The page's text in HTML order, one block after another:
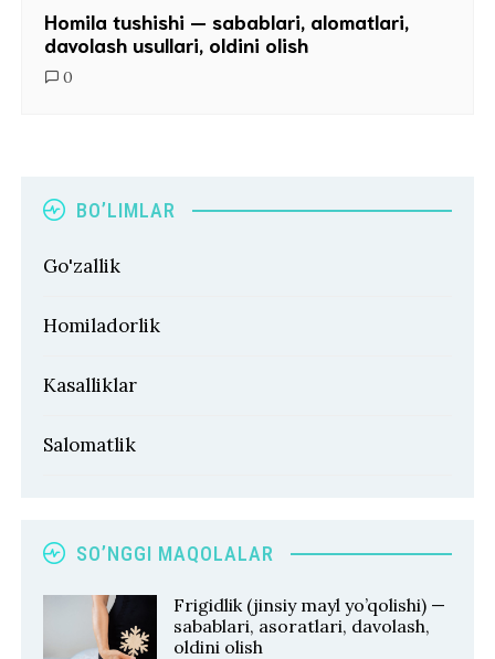
Homila tushishi — sabablari, alomatlari,
davolash usullari, oldini olish
0
BO’LIMLAR
Go'zallik
Homiladorlik
Kasalliklar
Salomatlik
SO’NGGI MAQOLALAR
Frigidlik (jinsiy mayl yo’qolishi) —
sabablari, asoratlari, davolash,
oldini olish